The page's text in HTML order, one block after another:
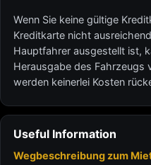
Wenn Sie keine gültige
Kreditkarte nicht
Hauptfahrer ausgestellt ist,
Herausgabe des Fahrzeugs
werden keinerlei Kosten
Useful Information
Wegbeschreibung zum